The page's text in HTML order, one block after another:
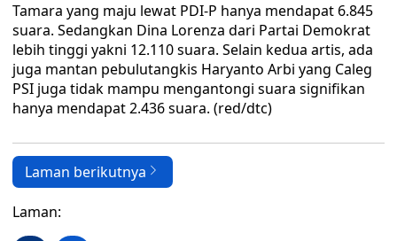
Tamara yang maju lewat PDI-P hanya mendapat 6.845
suara. Sedangkan Dina Lorenza dari Partai Demokrat
lebih tinggi yakni 12.110 suara. Selain kedua artis, ada
juga mantan pebulutangkis Haryanto Arbi yang Caleg
PSI juga tidak mampu mengantongi suara signifikan
hanya mendapat 2.436 suara. (red/dtc)
Laman berikutnya
Laman: